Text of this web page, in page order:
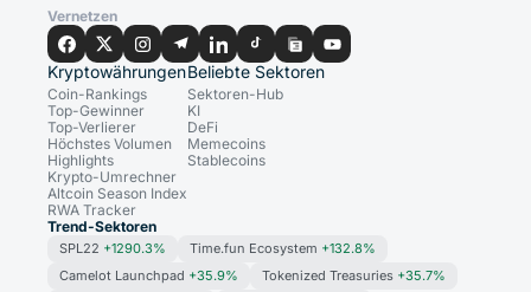
Vernetzen
Kryptowährungen
Coin-Rankings
Top-Gewinner
Top-Verlierer
Höchstes Volumen
Highlights
Krypto-Umrechner
Altcoin Season Index
RWA Tracker
Beliebte Sektoren
Sektoren-Hub
KI
DeFi
Memecoins
Stablecoins
Trend-Sektoren
SPL22 +1290.3% Time.fun Ecosystem +132.8%
Camelot Launchpad +35.9% Tokenized Treasuries +35.7%